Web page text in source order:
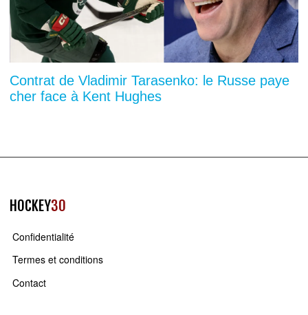
Contrat de Vladimir Tarasenko: le Russe paye
cher face à Kent Hughes
HOCKEY30
Confidentialité
Termes et conditions
Contact